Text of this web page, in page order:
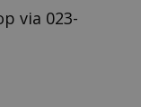
via 023-